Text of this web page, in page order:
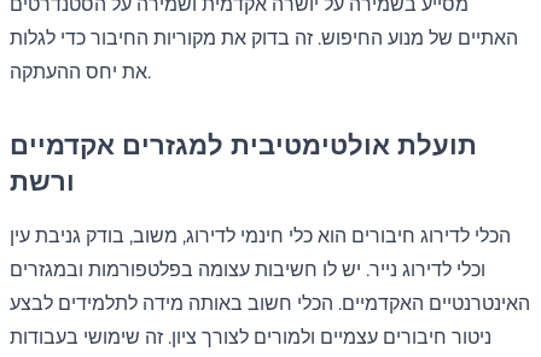
האתיים של מנוע החיפוש. זה בדוק את מקוריות החיבור כדי לגלות
את יחס ההעתקה.
תועלת אולטימטיבית למגזרים אקדמיים
ורשת
הכלי לדירוג חיבורים הוא כלי חינמי לדירוג, משוב, בודק גניבת עין
וכלי לדירוג נייר. יש לו חשיבות עצומה בפלטפורמות ובמגזרים
האינטרנטיים האקדמיים. הכלי חשוב באותה מידה לתלמידים לבצע
ניטור חיבורים עצמיים ולמורים לצורך ציון. זה שימושי בעבודות